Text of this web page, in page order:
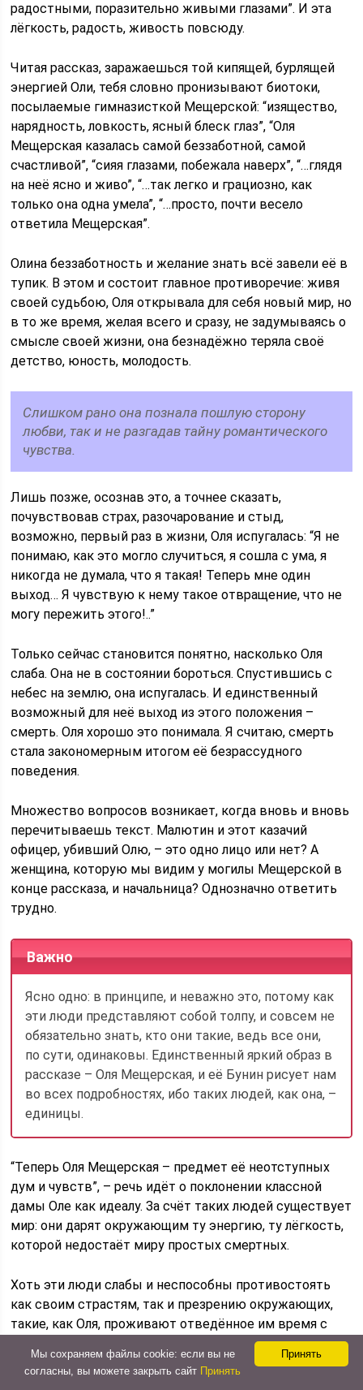
радостными, поразительно живыми глазами”. И эта
лёгкость, радость, живость повсюду.
Читая рассказ, заражаешься той кипящей, бурлящей
энергией Оли, тебя словно пронизывают биотоки,
посылаемые гимназисткой Мещерской: “изящество,
нарядность, ловкость, ясный блеск глаз”, “Оля
Мещерская казалась самой беззаботной, самой
счастливой”, “сияя глазами, побежала наверх”, “…глядя
на неё ясно и живо”, “…так легко и грациозно, как
только она одна умела”, “…просто, почти весело
ответила Мещерская”.
Олина беззаботность и желание знать всё завели её в
тупик. В этом и состоит главное противоречие: живя
своей судьбою, Оля открывала для себя новый мир, но
в то же время, желая всего и сразу, не задумываясь о
смысле своей жизни, она безнадёжно теряла своё
детство, юность, молодость.
Слишком рано она познала пошлую сторону
любви, так и не разгадав тайну романтического
чувства.
Лишь позже, осознав это, а точнее сказать,
почувствовав страх, разочарование и стыд,
возможно, первый раз в жизни, Оля испугалась: “Я не
понимаю, как это могло случиться, я сошла с ума, я
никогда не думала, что я такая! Теперь мне один
выход… Я чувствую к нему такое отвращение, что не
могу пережить этого!..”
Только сейчас становится понятно, насколько Оля
слаба. Она не в состоянии бороться. Спустившись с
небес на землю, она испугалась. И единственный
возможный для неё выход из этого положения –
смерть. Оля хорошо это понимала. Я считаю, смерть
стала закономерным итогом её безрассудного
поведения.
Множество вопросов возникает, когда вновь и вновь
перечитываешь текст. Малютин и этот казачий
офицер, убивший Олю, – это одно лицо или нет? А
женщина, которую мы видим у могилы Мещерской в
конце рассказа, и начальница? Однозначно ответить
трудно.
Важно
Ясно одно: в принципе, и неважно это, потому как
эти люди представляют собой толпу, и совсем не
обязательно знать, кто они такие, ведь все они,
по сути, одинаковы. Единственный яркий образ в
рассказе – Оля Мещерская, и её Бунин рисует нам
во всех подробностях, ибо таких людей, как она, –
единицы.
“Теперь Оля Мещерская – предмет её неотступных
дум и чувств”, – речь идёт о поклонении классной
дамы Оле как идеалу. За счёт таких людей существует
мир: они дарят окружающим ту энергию, ту лёгкость,
которой недостаёт миру простых смертных.
Хоть эти люди слабы и неспособны противостоять
как своим страстям, так и презрению окружающих,
такие, как Оля, проживают отведённое им время с
достоинством, в удовольствии. И даже одна такая
человеческая судьба, я считаю, способна перевернуть
весь мир, что никогда не сможет сделать безликая
Принять
Мы сохраняем файлы cookie: если вы не
согласны, вы можете закрыть сайт Принять